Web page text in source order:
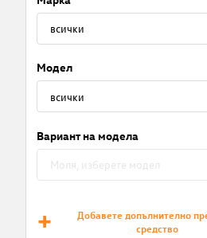
Модел
Вариант на модела
Добавете допълнително
средство